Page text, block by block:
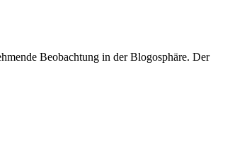
Beobachtung in der Blogosphäre. Der